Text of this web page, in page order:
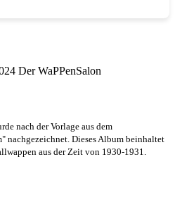
Der WaPPenSalon
nach der Vorlage aus dem
nachgezeichnet. Dieses Album beinhaltet
aus der Zeit von 1930-1931.